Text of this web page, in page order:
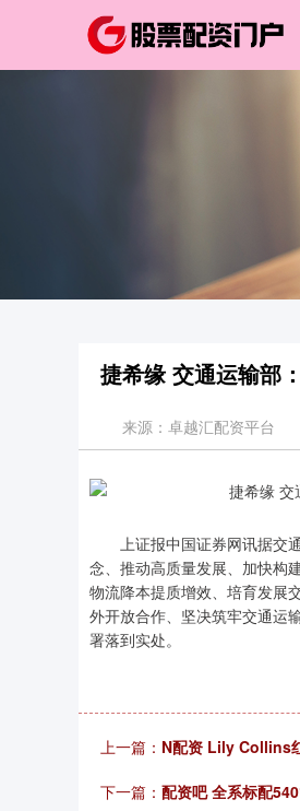
捷希缘 交通运输部
来源：卓越汇配资平台
上证报中国证券网讯据交通
念、推动高质量发展、加快构
物流降本提质增效、培育发展
外开放合作、坚决筑牢交通运
署落到实处。
上一篇： N配资 Lily Collins
下一篇： 配资吧 全系标配